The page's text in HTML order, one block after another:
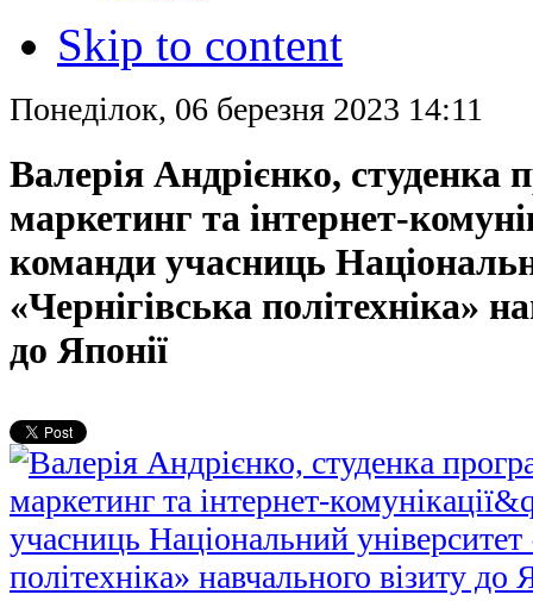
Skip to content
Понеділок, 06 березня 2023 14:11
Валерія Андрієнко, студенка
маркетинг та інтернет-
команди учасниць
«Чернігівська політехніка»
до Японії